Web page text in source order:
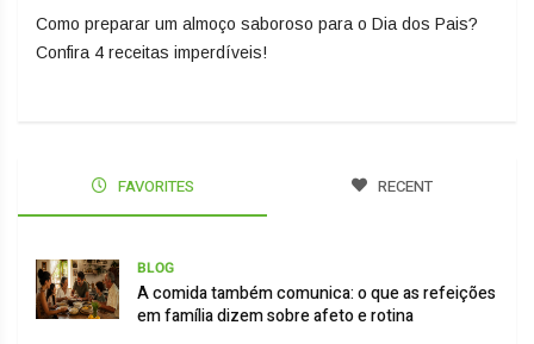
Como preparar um almoço saboroso para o Dia dos Pais?
Confira 4 receitas imperdíveis!
FAVORITES RECENT
BLOG
A comida também comunica: o que as refeições
em família dizem sobre afeto e rotina